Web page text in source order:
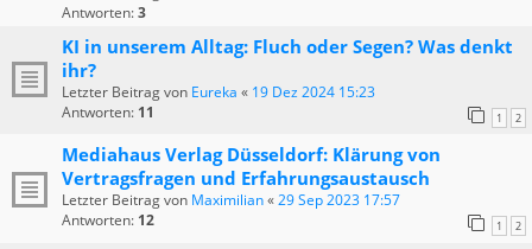
Antworten:3
KI in unserem Alltag: Fluch oder Segen? Was denkt
ihr?
Letzter Beitrag von Eureka « 19 Dez 2024 15:23
Antworten: 11 1 2
Mediahaus Verlag Düsseldorf: Klärung von
Vertragsfragen und Erfahrungsaustausch
Letzter Beitrag von Maximilian«29 Sep 2023 17:57
Antworten: 12 1 2